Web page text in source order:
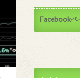
Facebookペ